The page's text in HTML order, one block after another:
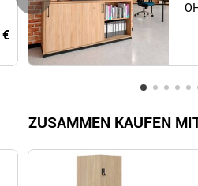
ZUSAMMEN KAUFEN